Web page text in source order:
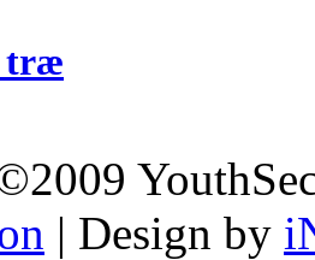
træ
| Design by